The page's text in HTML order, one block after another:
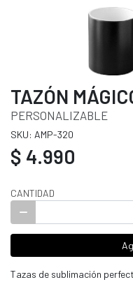
TAZÓN
PERSONALIZABLE
SKU: AMP-320
$ 4.990
CANTIDAD
Tazas de sublimación